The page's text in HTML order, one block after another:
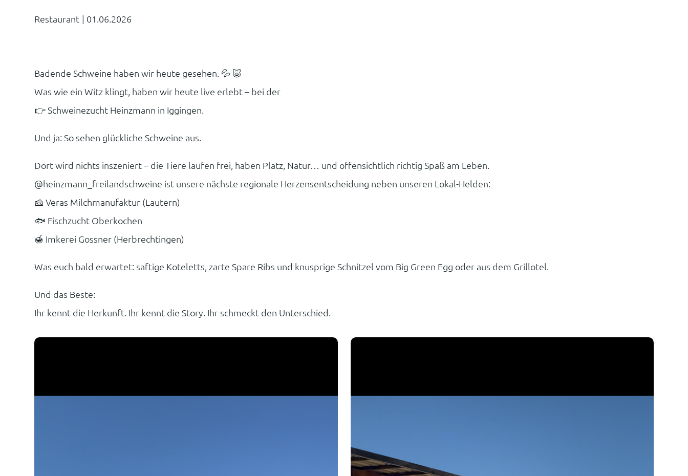
Restaurant | 01.06.2026
Badende Schweine haben wir heute gesehen. 💦 🐷
Was wie ein Witz klingt, haben wir heute live erlebt – bei der
👉 Schweinezucht Heinzmann in Iggingen.
Und ja: So sehen glückliche Schweine aus.
Dort wird nichts inszeniert – die Tiere laufen frei, haben Platz, Natur… und offensichtlich richtig Spaß am Leben.
@heinzmann_freilandschweine ist unsere nächste regionale Herzensentscheidung neben unseren Lokal-Helden:
🧀 Veras Milchmanufaktur (Lautern)
🐟 Fischzucht Oberkochen
🍯 Imkerei Gossner (Herbrechtingen)
Was euch bald erwartet: saftige Koteletts, zarte Spare Ribs und knusprige Schnitzel vom Big Green Egg oder aus dem Grillotel.
Und das Beste:
Ihr kennt die Herkunft. Ihr kennt die Story. Ihr schmeckt den Unterschied.